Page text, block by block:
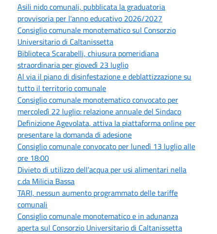
Asili nido comunali, pubblicata la graduatoria
provvisoria per l'anno educativo 2026/2027
Consiglio comunale monotematico sul Consorzio
Universitario di Caltanissetta
Biblioteca Scarabelli, chiusura pomeridiana
straordinaria per giovedì 23 luglio
Al via il piano di disinfestazione e deblattizzazione su
tutto il territorio comunale
Consiglio comunale monotematico convocato per
mercoledì 22 luglio: relazione annuale del Sindaco
Definizione Agevolata, attiva la piattaforma online per
presentare la domanda di adesione
Consiglio comunale convocato per lunedì 13 luglio alle
ore 18:00
Divieto di utilizzo dell’acqua per usi alimentari nella
c.da Milicia Bassa
TARI, nessun aumento programmato delle tariffe
comunali
Consiglio comunale monotematico e in adunanza
aperta sul Consorzio Universitario di Caltanissetta